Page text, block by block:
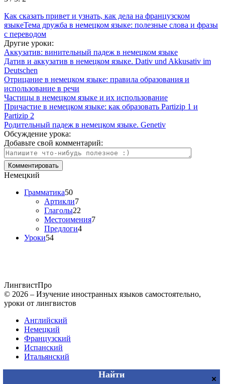
Как сказать привет и узнать, как дела на французском
языкеТема дружба в немецком языке: полезные слова и фразы
с переводом
Другие уроки:
Аккузатив: винительный падеж в немецком языке
Датив и аккузатив в немецком языке. Dativ und Akkusativ im
Deutschen
Отрицание в немецком языке: правила образования и
использование в речи
Частицы в немецком языке и их использование
Причастие в немецком языке: как образовать Partizip 1 и
Partizip 2
Родительный падеж в немецком языке. Genetiv
Обсуждение урока:
Добавьте свой комментарий:
Немецкий
Грамматика50
Артикли7
Глаголы22
Местоимения7
Предлоги4
Уроки54
ЛингвистПро
© 2026 – Изучение иностранных языков самостоятельно,
уроки от лингвистов
Английский
Немецкий
Французский
Испанский
Итальянский